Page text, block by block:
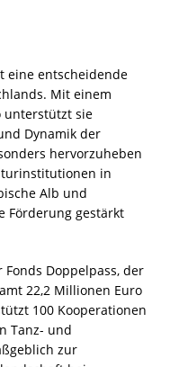
eine entscheidende
Mit einem
unterstützt sie
Dynamik der
hervorzuheben
in
Alb und
Förderung gestärkt
Doppelpass, der
22,2 Millionen Euro
100 Kooperationen
Tanz- und
zur